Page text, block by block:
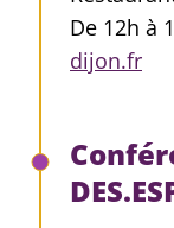
De 12h à
dijon.fr